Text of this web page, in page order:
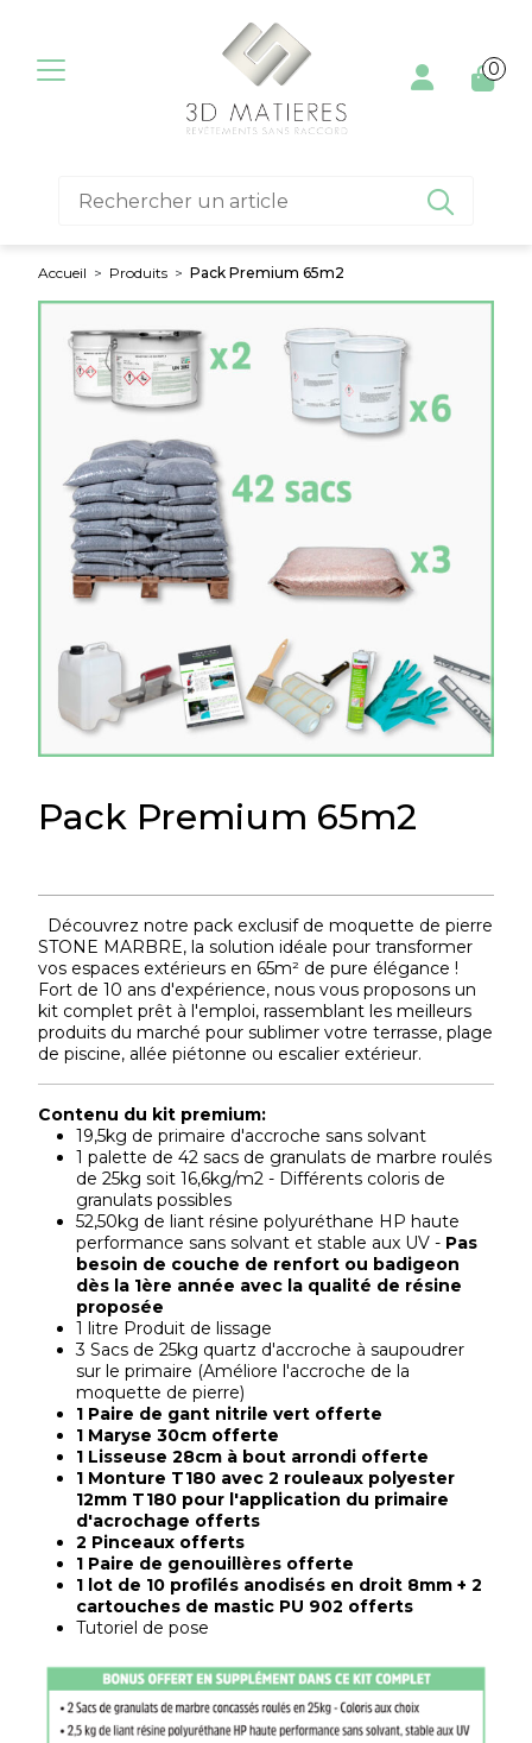
 0
Accueil > Produits > Pack Premium 65m2
Pack Premium 65m2
Découvrez notre pack exclusif de moquette de pierre
STONE MARBRE, la solution idéale pour transformer
vos espaces extérieurs en 65m² de pure élégance !
Fort de 10 ans d'expérience, nous vous proposons un
kit complet prêt à l'emploi, rassemblant les meilleurs
produits du marché pour sublimer votre terrasse, plage
de piscine, allée piétonne ou escalier extérieur.
Contenu du kit premium:
19,5kg de primaire d'accroche sans solvant
1 palette de 42 sacs de granulats de marbre roulés
de 25kg soit 16,6kg/m2 - Différents coloris de
granulats possibles
52,50kg de liant résine polyuréthane HP haute
performance sans solvant et stable aux UV - Pas
besoin de couche de renfort ou badigeon
dès la 1ère année avec la qualité de résine
proposée
1 litre Produit de lissage
3 Sacs de 25kg quartz d'accroche à saupoudrer
sur le primaire (Améliore l'accroche de la
moquette de pierre)
1 Paire de gant nitrile vert offerte
1 Maryse 30cm offerte
1 Lisseuse 28cm à bout arrondi offerte
1 Monture T180 avec 2 rouleaux polyester
12mm T180 pour l'application du primaire
d'acrochage offerts
2 Pinceaux offerts
1 Paire de genouillères offerte
1 lot de 10 profilés anodisés en droit 8mm + 2
cartouches de mastic PU 902 offerts
Tutoriel de pose